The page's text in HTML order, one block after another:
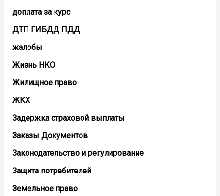
доплата за курс
ДТП ГИБДД ПДД
жалобы
Жизнь НКО
Жилищное право
ЖКХ
Задержка страховой выплаты
Заказы Документов
Законодательство и регулирование
Защита потребителей
Земельное право